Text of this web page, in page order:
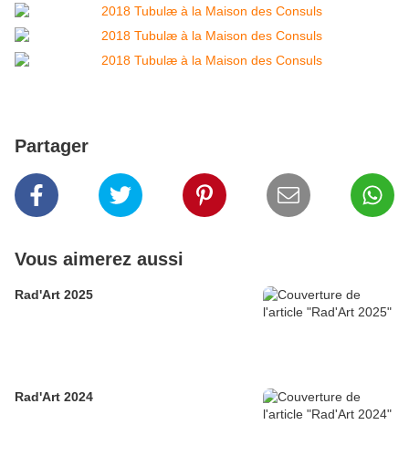
Partager
Vous aimerez aussi
Rad'Art 2025
Rad'Art 2024